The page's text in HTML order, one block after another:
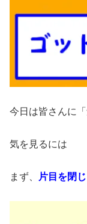
今日は皆さんに
気を見るには
まず、 片目を閉